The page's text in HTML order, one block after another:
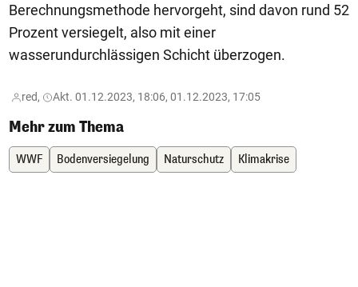
Berechnungsmethode hervorgeht, sind davon rund 52
Prozent versiegelt, also mit einer
wasserundurchlässigen Schicht überzogen.
red, Akt. 01.12.2023, 18:06, 01.12.2023, 17:05
Mehr zum Thema
WWF Bodenversiegelung Naturschutz Klimakrise